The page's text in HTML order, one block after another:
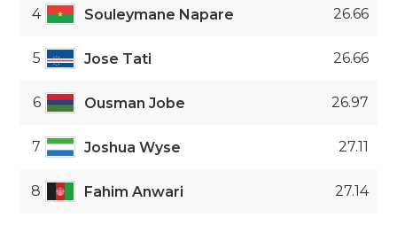
4 Souleymane Napare 26.66
5 Jose Tati 26.66
6 Ousman Jobe 26.97
7 Joshua Wyse 27.11
8 Fahim Anwari 27.14